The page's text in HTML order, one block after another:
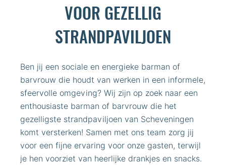
VOOR GEZELLIG
STRANDPAVILJOEN
Ben jij een sociale en energieke barman of
barvrouw die houdt van werken in een informele,
sfeervolle omgeving? Wij zijn op zoek naar een
enthousiaste barman of barvrouw die het
gezelligste strandpaviljoen van Scheveningen
komt versterken! Samen met ons team zorg jij
voor een fijne ervaring voor onze gasten, terwijl
je hen voorziet van heerlijke drankjes en snacks.